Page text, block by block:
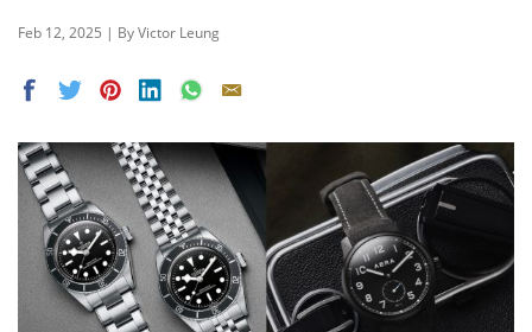
Feb 12, 2025 | By Victor Leung